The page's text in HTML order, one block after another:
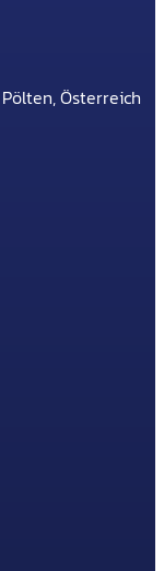
Österreich